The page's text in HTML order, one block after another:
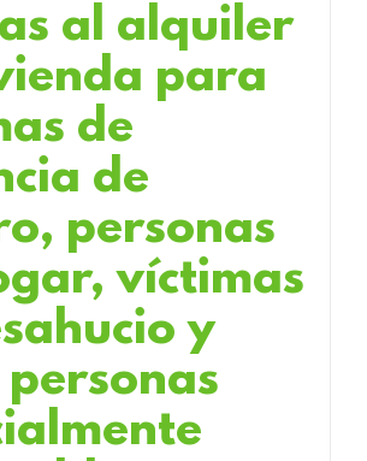
al alquiler
para
de
de
personas
víctimas
y